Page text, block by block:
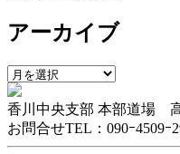
ゴ
ー
アーカイブ
ア
ー
カ
イ
ブ
香川中央支部 本部道場
お問合せTEL：090ｰ4509ｰ